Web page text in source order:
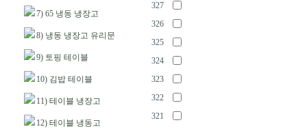
7) 65 냉동 냉장고
8) 냉동 냉장고 유리문
9) 토핑 테이블
10) 김밥 테이블
11) 테이블 냉장고
12) 테이블 냉동고
327
326
325
324
323
322
321